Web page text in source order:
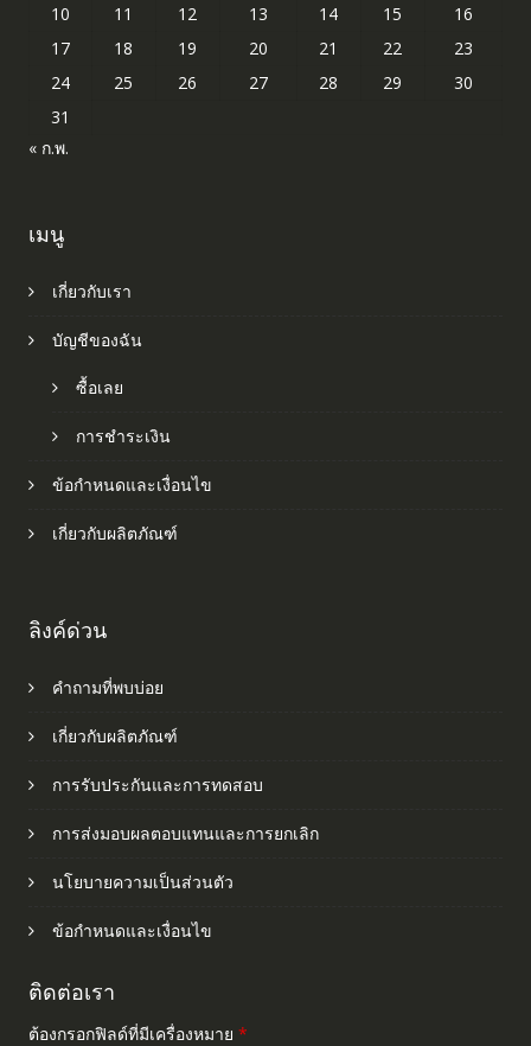
10
11 12 13 14 15
16
17
18 19 20 21 22
23
24
25 26 27 28 29
30
31
« ก.พ.
เมนู
เกี่ยวกับเรา
บัญชีของฉัน
ซื้อเลย
การชำระเงิน
ข้อกำหนดและเงื่อนไข
เกี่ยวกับผลิตภัณฑ์
ลิงค์ด่วน
คำถามที่พบบ่อย
เกี่ยวกับผลิตภัณฑ์
การรับประกันและการทดสอบ
การส่งมอบผลตอบแทนและการยกเลิก
นโยบายความเป็นส่วนตัว
ข้อกำหนดและเงื่อนไข
ติดต่อเรา
ต้องกรอกฟิลด์ที่มีเครื่องหมาย *